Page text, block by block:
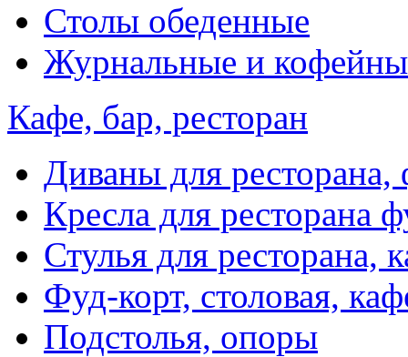
Столы обеденные
Журнальные и
Кафе, бар, ресторан
Диваны для ресторана,
Кресла для ресторана
Стулья для ресторана,
Фуд-корт, столовая,
Подстолья, опоры